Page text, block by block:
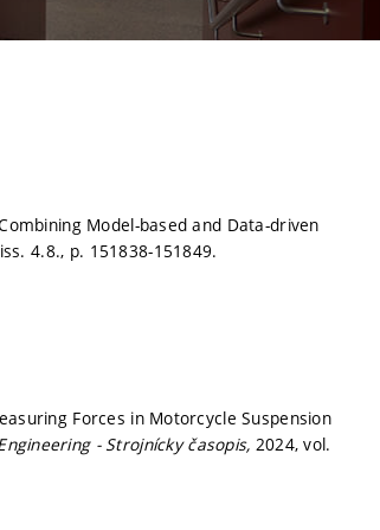
Combining Model-based and Data-driven
4.8., p. 151838-151849.
Forces in Motorcycle Suspension
- Strojnícky časopis, 2024, vol.